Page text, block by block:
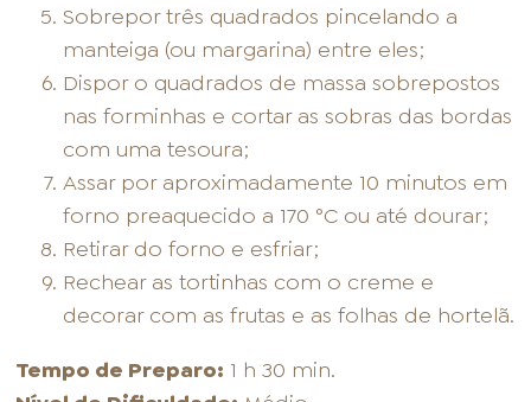
Sobrepor três quadrados pincelando a
manteiga (ou margarina) entre eles;
Dispor o quadrados de massa sobrepostos
nas forminhas e cortar as sobras das bordas
com uma tesoura;
Assar por aproximadamente 10 minutos em
forno preaquecido a 170 °C ou até dourar;
Retirar do forno e esfriar;
Rechear as tortinhas com o creme e
decorar com as frutas e as folhas de hortelã.
Tempo de Preparo: 1 h 30 min.